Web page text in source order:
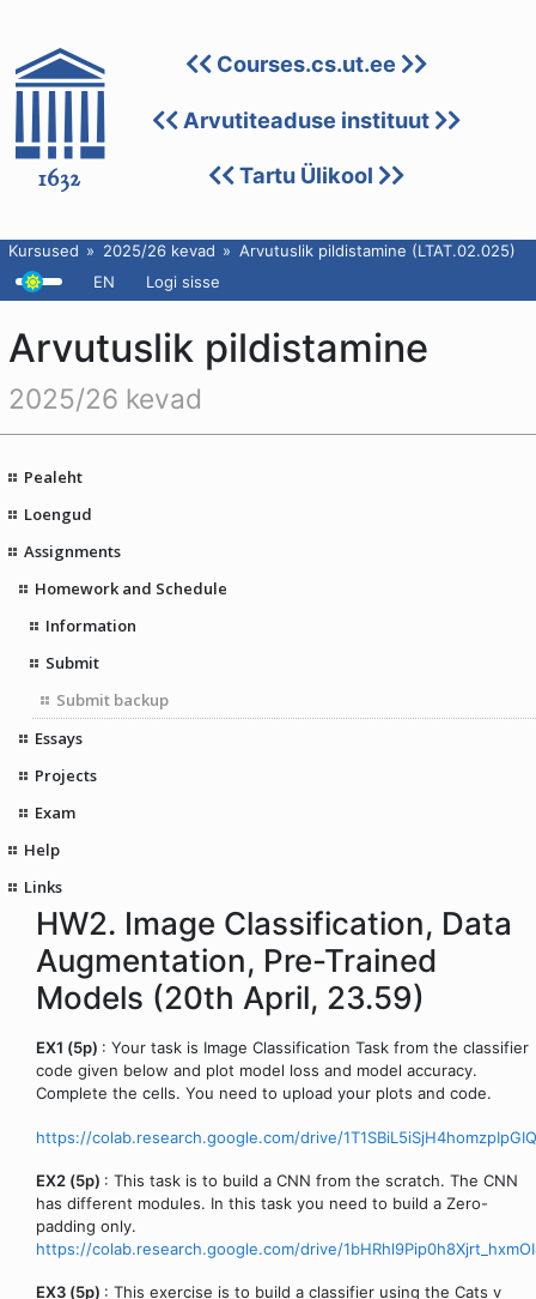
Courses.cs.ut.ee
Arvutiteaduse instituut
Tartu Ülikool
Kursused 2025/26 kevad
Arvutuslik pildistamine (LTAT.02.025)
EN
Logi sisse
Arvutuslik pildistamine
2025/26 kevad
Pealeht
Loengud
Assignments
Homework and Schedule
Information
Submit
Submit backup
Essays
Projects
Exam
Help
Links
HW2. Image Classification, Data
Augmentation, Pre-Trained
Models (20th April, 23.59)
EX1 (5p) : Your task is Image Classification Task from the classifier
code given below and plot model loss and model accuracy.
Complete the cells. You need to upload your plots and code.
https://colab.research.google.com/drive/
EX2 (5p) : This task is to build a CNN from the scratch. The CNN
has different modules. In this task you need to build a Zero-
padding only.
https://colab.research.google.com/drive/
EX3 (5p) : This exercise is to build a classifier using the Cats v